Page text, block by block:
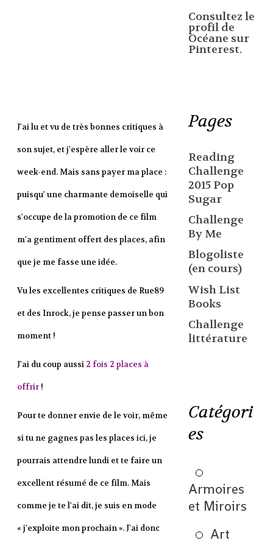
J'ai lu et vu de très bonnes critiques à
son sujet, et j'espère aller le voir ce
week-end. Mais sans payer ma place :
puisqu' une charmante demoiselle qui
s'occupe de la promotion de ce film
m'a gentiment offert des places, afin
que je me fasse une idée.
Vu les excellentes critiques de Rue89
et des Inrock, je pense passer un bon
moment !
J'ai du coup aussi 2 fois 2 places à
offrir!
Pour te donner envie de le voir, même
si tu ne gagnes pas les places ici, je
pourrais attendre lundi et te faire un
excellent résumé de ce film. Mais
comme je te l'ai dit, je suis en mode
« j'exploite mon prochain ». J'ai donc
Consultez le
profil de
Océane sur
Pinterest.
Pages
Reading
Challenge
2015 Pop
Sugar
Challenge
By Me
Blogoliste
(en cours)
Wish List
Books
Challenge
littérature
Catégori
es
Armoires
et Miroirs
Art